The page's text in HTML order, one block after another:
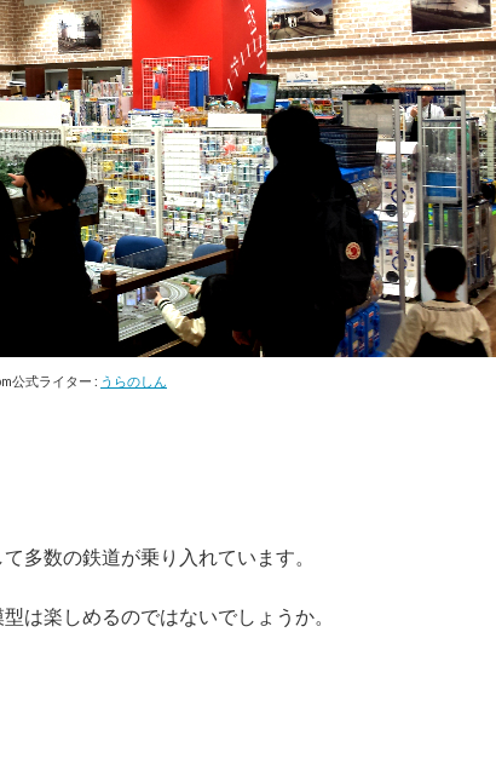
公式ライター : うらのしん
て多数の鉄道が乗り入れています。
は楽しめるのではないでしょうか。